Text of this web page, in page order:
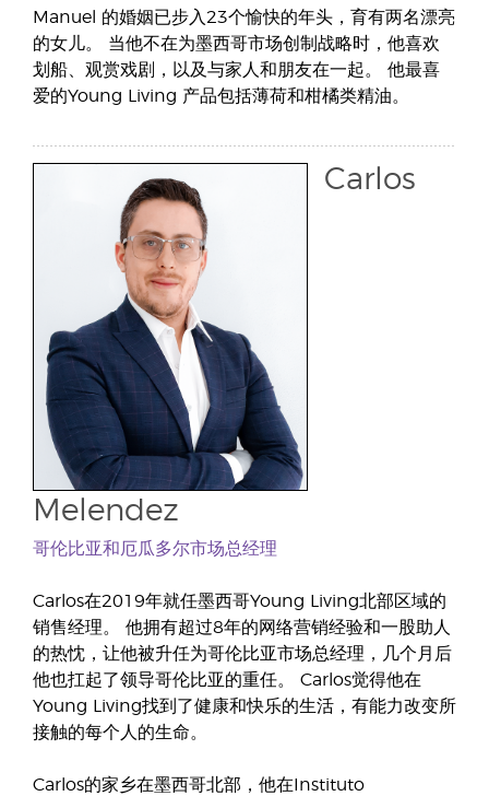
Manuel 的婚姻已步入23个愉快的年头，育有两名漂亮
的女儿。 当他不在为墨西哥市场创制战略时，他喜欢
划船、观赏戏剧，以及与家人和朋友在一起。 他最喜
爱的Young Living 产品包括薄荷和柑橘类精油。
Carlos
Melendez
哥伦比亚和厄瓜多尔市场总经理
Carlos在2019年就任墨西哥Young Living北部区域的
销售经理。 他拥有超过8年的网络营销经验和一股助人
的热忱，让他被升任为哥伦比亚市场总经理，几个月后
他也扛起了领导哥伦比亚的重任。 Carlos觉得他在
Young Living找到了健康和快乐的生活，有能力改变所
接触的每个人的生命。
Carlos的家乡在墨西哥北部，他在Instituto